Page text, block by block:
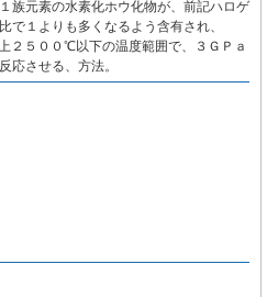
族元素の水素化ホウ化物が、前記ハロゲ
で１よりも多くなるよう含有され、
２５００℃以下の温度範囲で、３ＧＰａ
応させる、方法。